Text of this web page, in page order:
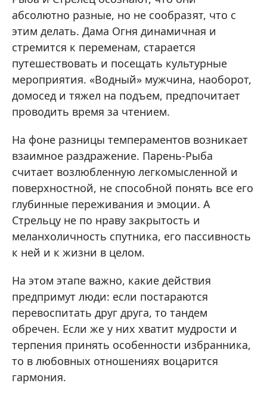
абсолютно разные, но не сообразят, что с
этим делать. Дама Огня динамичная и
стремится к переменам, старается
путешествовать и посещать культурные
мероприятия. «Водный» мужчина, наоборот,
домосед и тяжел на подъем, предпочитает
проводить время за чтением.
На фоне разницы темпераментов возникает
взаимное раздражение. Парень-Рыба
считает возлюбленную легкомысленной и
поверхностной, не способной понять все его
глубинные переживания и эмоции. А
Стрельцу не по нраву закрытость и
меланхоличность спутника, его пассивность
к ней и к жизни в целом.
На этом этапе важно, какие действия
предпримут люди: если постараются
перевоспитать друг друга, то тандем
обречен. Если же у них хватит мудрости и
терпения принять особенности избранника,
то в любовных отношениях воцарится
гармония.